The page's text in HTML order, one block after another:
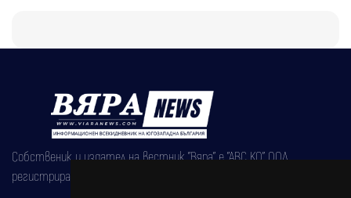
Собственик и издател на вестник "Вяра" е "АВС КО" ООД,
регистрирана на 08.05.2002 година.